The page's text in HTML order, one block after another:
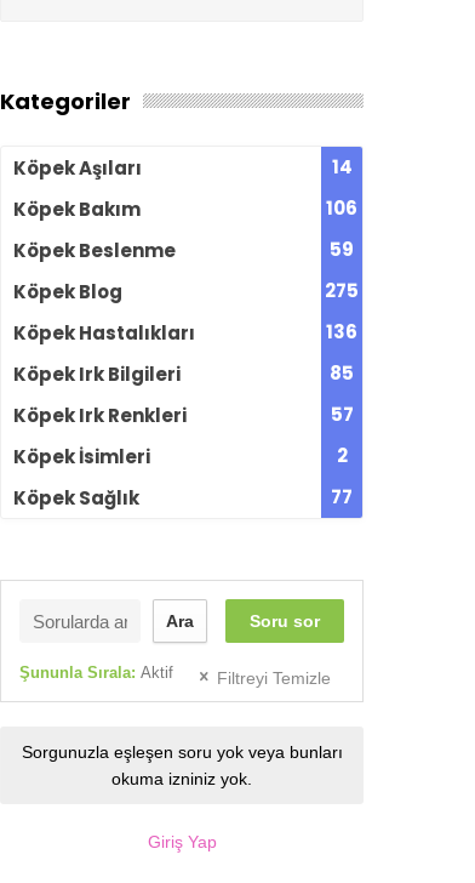
Kategoriler
Köpek Aşıları
14
Köpek Bakım
106
Köpek Beslenme
59
Köpek Blog
275
Köpek Hastalıkları
136
Köpek Irk Bilgileri
85
Köpek Irk Renkleri
57
Köpek İsimleri
2
Köpek Sağlık
77
Soru sor
Ara
Şununla Sırala: Aktif Filtreyi Temizle
Sorgunuzla eşleşen soru yok veya bunları
okuma izniniz yok.
Giriş Yap